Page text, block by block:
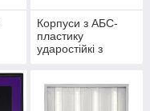
Корпуси з АБС-
пластику
ударостійкі з
UBox